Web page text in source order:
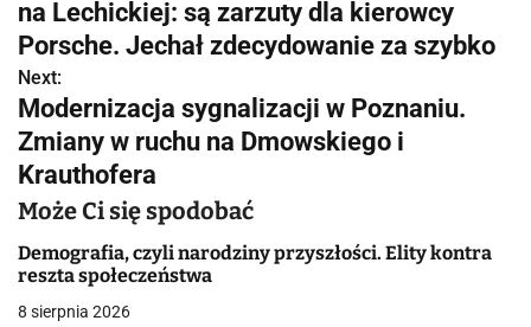
w
i
g
a
c
j
a
na Lechickiej: są zarzuty dla kierowcy
Porsche. Jechał zdecydowanie za szybko
Next:
Modernizacja sygnalizacji w Poznaniu.
Zmiany w ruchu na Dmowskiego i
Krauthofera
Może Ci się spodobać
Demografia, czyli narodziny przyszłości. Elity kontra
reszta społeczeństwa
8 sierpnia 2026